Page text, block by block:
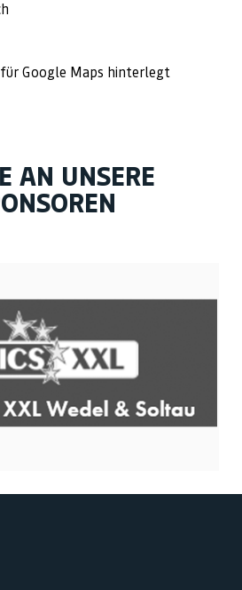
für Google Maps hinterlegt
AN UNSERE